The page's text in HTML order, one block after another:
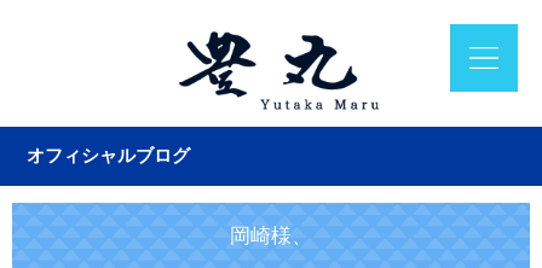
オフィシャルブログ
岡崎様、